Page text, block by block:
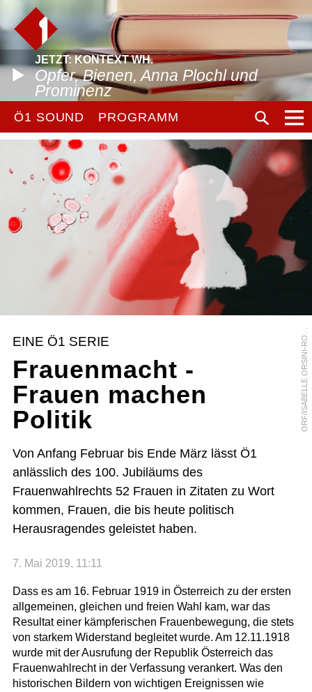
JETZT: KONTEXT WH.
Opfer, Bienen, Anna Plochl und
Prominenz
Ö1 SOUND PROGRAMM
O
R
F
/
I
S
A
B
E
L
L
E
O
R
S
I
N
I
-
R
O
S
E
N
B
E
R
G
EINE Ö1 SERIE
Frauenmacht -
Frauen machen
Politik
Von Anfang Februar bis Ende März lässt Ö1
anlässlich des 100. Jubiläums des
Frauenwahlrechts 52 Frauen in Zitaten zu Wort
kommen, Frauen, die bis heute politisch
Herausragendes geleistet haben.
7. Mai 2019, 11:11
Dass es am 16. Februar 1919 in Österreich zu der ersten
allgemeinen, gleichen und freien Wahl kam, war das
Resultat einer kämpferischen Frauenbewegung, die stets
von starkem Widerstand begleitet wurde. Am 12.11.1918
wurde mit der Ausrufung der Republik Österreich das
Frauenwahlrecht in der Verfassung verankert. Was den
historischen Bildern von wichtigen Ereignissen wie